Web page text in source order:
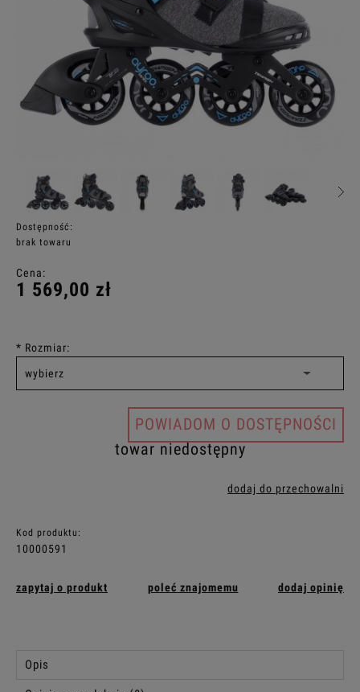
Dostępność:
brak towaru
Cena:
1 569,00 zł
* Rozmiar:
POWIADOM O DOSTĘPNOŚCI
towar niedostępny
dodaj do przechowalni
Kod produktu:
10000591
zapytaj o produkt poleć znajomemu dodaj opinię
Opis